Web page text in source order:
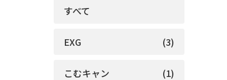
すべて
EXG (3)
こむキャン (1)